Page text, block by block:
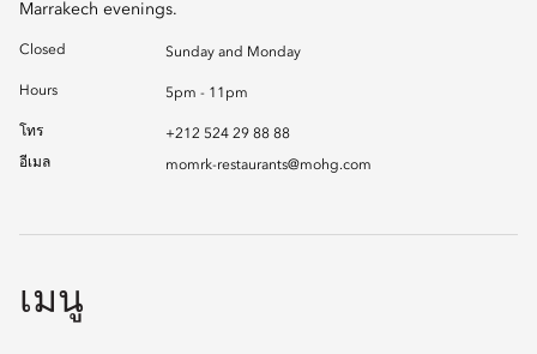
Marrakech evenings.
Closed Sunday and Monday
Hours 5pm - 11pm
โทร
+212 524 29 88 88
อีเมล
momrk-restaurants@mohg.com
เมนู